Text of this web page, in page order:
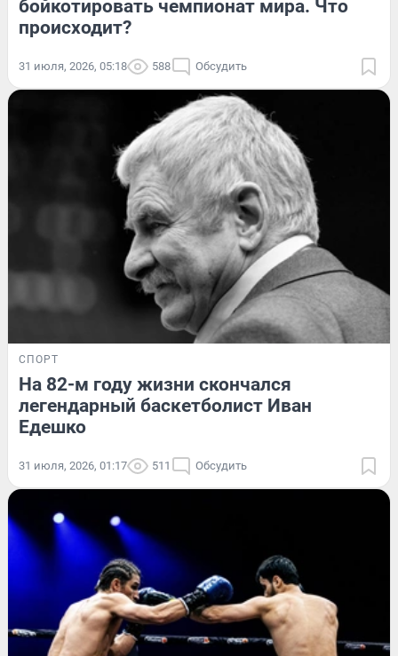
бойкотировать чемпионат мира. Что
происходит?
31 июля, 2026, 05:18 588 Обсудить
СПОРТ
На 82-м году жизни скончался
легендарный баскетболист Иван
Едешко
31 июля, 2026, 01:17 511 Обсудить